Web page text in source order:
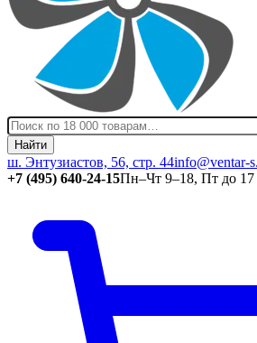
Найти
ш. Энтузиастов, 56, стр. 44info@ventar-
+7 (495) 640-24-15Пн–Чт 9–18, Пт до 17